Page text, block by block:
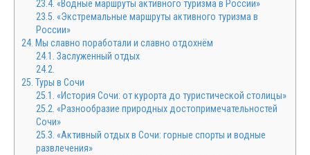
23.4. «Водные маршруты активного туризма в России»
23.5. «Экстремальные маршруты активного туризма в
России»
24. Мы славно поработали и славно отдохнём
24.1. Заслуженный отдых
24.2.
25. Туры в Сочи
25.1. «История Сочи: от курорта до туристической столицы»
25.2. «Разнообразие природных достопримечательностей
Сочи»
25.3. «Активный отдых в Сочи: горные спорты и водные
развлечения»